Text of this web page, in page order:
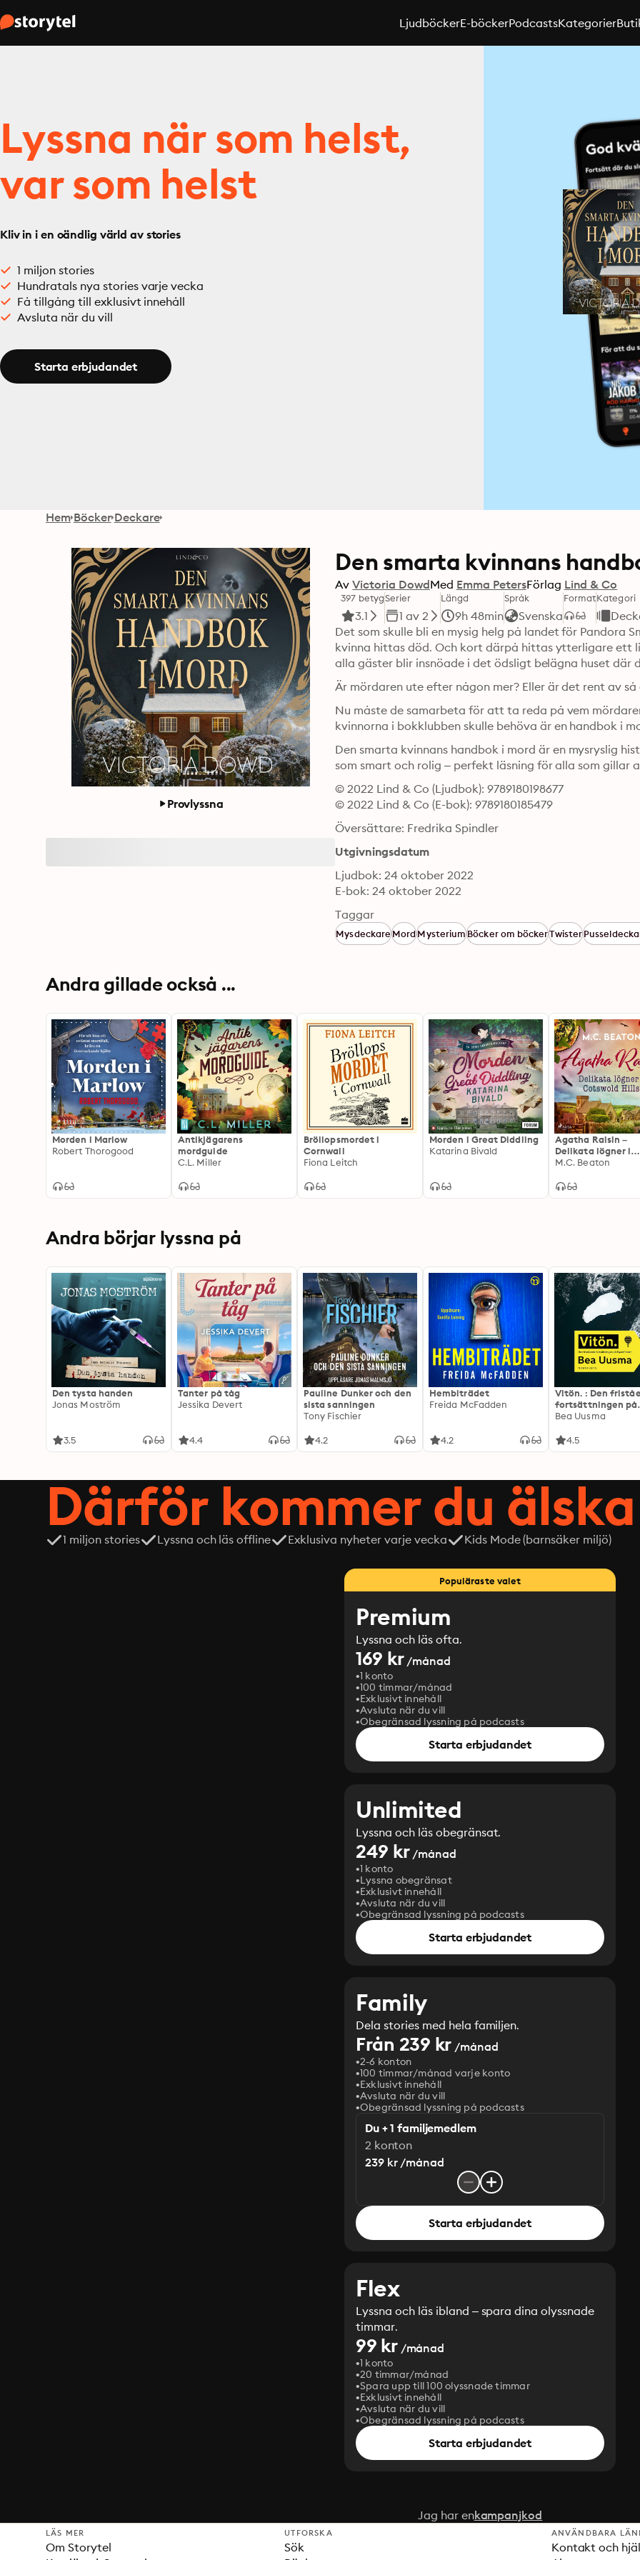
LjudböckerE-böckerPodcastsKategorier
Lyssna när som helst,
var som helst
Kliv in i en oändlig värld av stories
1 miljon stories
Hundratals nya stories varje vecka
Få tillgång till exklusivt innehåll
Avsluta när du vill
Starta erbjudandet
Hem Böcker Deckare
Provlyssna
Den smarta kvinnans
Av Victoria DowdMed Emma PetersFörlag Lind & Co
397 betyg
3.1
Serier
1 av 2
Längd
9h 48min
Språk
Svenska
FormatKategori
Det som skulle bli en mysig helg på landet för Pandora
kvinna hittas död. Och kort därpå hittas ytterligare ett
alla gäster blir insnöade i det ödsligt belägna huset där
Är mördaren ute efter någon mer? Eller är det rent av
Nu måste de samarbeta för att ta reda på vem
kvinnorna i bokklubben skulle behöva är en handbok i
Den smarta kvinnans handbok i mord är en mysryslig
som smart och rolig – perfekt läsning för alla som
© 2022 Lind & Co (Ljudbok): 9789180198677
© 2022 Lind & Co (E-bok): 9789180185479
Översättare: Fredrika Spindler
Utgivningsdatum
Ljudbok: 24 oktober 2022
E-bok: 24 oktober 2022
Taggar
MysdeckareMordMysteriumBöcker om böckerTwister
Andra gillade också ...
Morden i Marlow
Robert Thorogood
Antikjägarens
mordguide
C.L. Miller
Bröllopsmordet i
Cornwall
Fiona Leitch
Morden i Great Diddling
Katarina Bivald
Agatha Raisin –
Delikata lögner i
Cotswold Hills
M.C. Beaton
Andra börjar lyssna på
Den tysta handen
Jonas Moström
3.5
Tanter på tåg
Jessika Devert
4.4
Pauline Dunker och den
sista sanningen
Tony Fischier
4.2
Hembiträdet
Freida McFadden
4.2
Vitön. : Den
fortsättningen på
Expeditionen
Bea Uusma
4.5
Därför kommer du
1 miljon stories Lyssna och läs offline Exklusiva nyheter varje vecka Kids Mode (barnsäker miljö)
Populäraste valet
Premium
Lyssna och läs ofta.
169 kr/månad
1 konto
100 timmar/månad
Exklusivt innehåll
Avsluta när du vill
Obegränsad lyssning på podcasts
Starta erbjudandet
Unlimited
Lyssna och läs obegränsat.
249 kr/månad
1 konto
Lyssna obegränsat
Exklusivt innehåll
Avsluta när du vill
Obegränsad lyssning på podcasts
Starta erbjudandet
Family
Dela stories med hela familjen.
Från 239 kr /månad
2-6 konton
100 timmar/månad varje konto
Exklusivt innehåll
Avsluta när du vill
Obegränsad lyssning på podcasts
Du + 1 familjemedlem
2 konton
239 kr /månad
Starta erbjudandet
Flex
Lyssna och läs ibland – spara dina olyssnade
timmar.
99 kr/månad
1 konto
20 timmar/månad
Spara upp till 100 olyssnade timmar
Exklusivt innehåll
Avsluta när du vill
Obegränsad lyssning på podcasts
Starta erbjudandet
Jag har enkampanjkod
LÄS MER
Om Storytel
UTFORSKA
Sök
ANVÄNDBARA
Kontakt och